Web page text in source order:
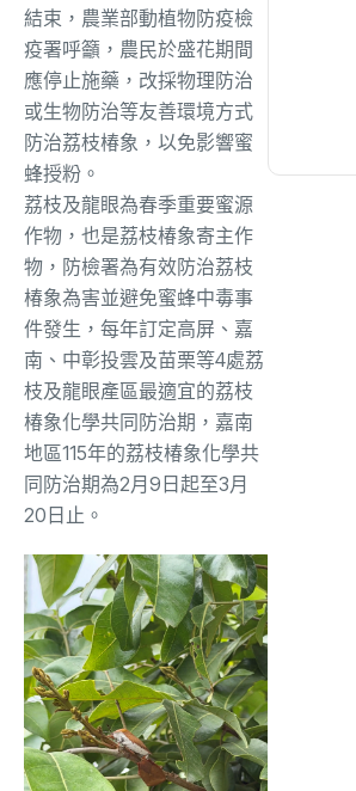
結束，農業部動植物防疫檢
疫署呼籲，農民於盛花期間
應停止施藥，改採物理防治
或生物防治等友善環境方式
防治荔枝椿象，以免影響蜜
蜂授粉。
荔枝及龍眼為春季重要蜜源
作物，也是荔枝椿象寄主作
物，防檢署為有效防治荔枝
椿象為害並避免蜜蜂中毒事
件發生，每年訂定高屏、嘉
南、中彰投雲及苗栗等4處荔
枝及龍眼產區最適宜的荔枝
椿象化學共同防治期，嘉南
地區115年的荔枝椿象化學共
同防治期為2月9日起至3月
20日止。